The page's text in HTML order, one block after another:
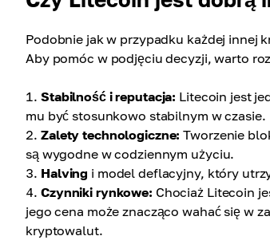
Podobnie jak w przypadku każdej innej
Aby pomóc w podjęciu decyzji, warto
Stabilność i reputacja: Litecoin jest
mu być stosunkowo stabilnym w czasie.
Zalety technologiczne: Tworzenie
są wygodne w codziennym użyciu.
Halving i model deflacyjny, który
Czynniki rynkowe: Chociaż Litecoin
jego cena może znacząco wahać się w
kryptowalut.